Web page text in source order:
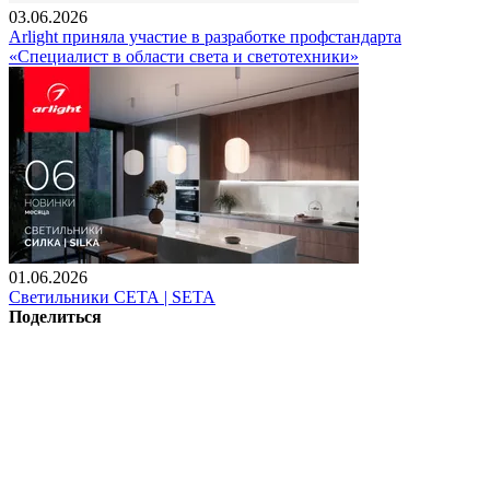
03.06.2026
Arlight приняла участие в разработке профстандарта
«Специалист в области света и светотехники»
01.06.2026
Светильники СЕТА | SETA
Поделиться